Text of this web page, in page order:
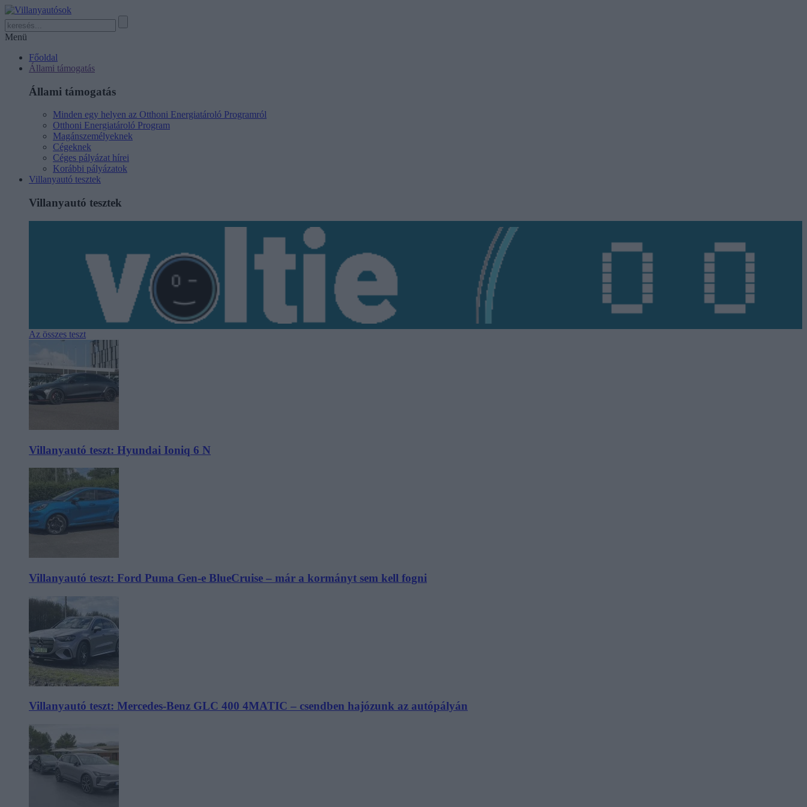
Menü
Főoldal
Állami támogatás
Állami támogatás
Minden egy helyen az Otthoni Energiatároló Programról
Otthoni Energiatároló Program
Magánszemélyeknek
Cégeknek
Céges pályázat hírei
Korábbi pályázatok
Villanyautó tesztek
Villanyautó tesztek
Az összes teszt
Villanyautó teszt: Hyundai Ioniq 6 N
Villanyautó teszt: Ford Puma Gen-e BlueCruise – már a kormányt sem kell fogni
Villanyautó teszt: Mercedes-Benz GLC 400 4MATIC – csendben hajózunk az autópályán